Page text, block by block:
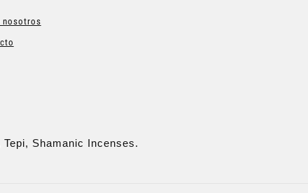
nosotros
Shamanic Incenses.